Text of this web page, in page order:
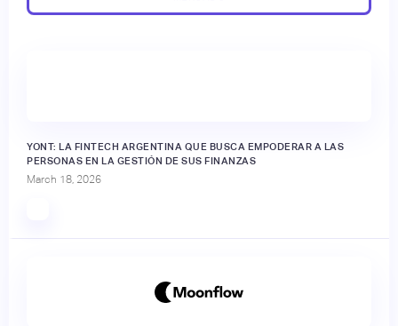
YONT: LA FINTECH ARGENTINA QUE BUSCA EMPODERAR A LAS
PERSONAS EN LA GESTIÓN DE SUS FINANZAS
March 18, 2026